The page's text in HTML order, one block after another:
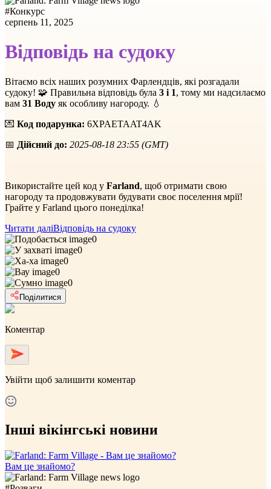
#Конкурс
серпень 11, 2025
Відповідь на судоку
Вітаємо всіх наших розумних Фарлендців, які розгадали
судоку! 🧩 Правильна відповідь була 3 і 1, тому ми надсилаємо
вам 31 Воду як особливу нагороду. 💧
💌 Код подарунка: 6XPAETAAT4AK
📅 Дійсний до: 2025-08-18 23:55 (GMT)
Використайте цей код у Farland, щоб отримати свою
нагороду та продовжувати будувати своє поселення мрії!
Грайте у Farland цього понеділка!
Читати даліВідповідь на судоку
0
0
0
0
0
Поділитися
Коментар
Увійти щоб залишити коментар
Інші вікінгські новини
Вам це знайомо?